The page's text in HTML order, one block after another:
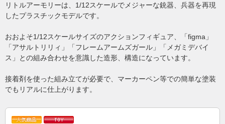
リトルアーモリーは、1/12スケールでメジャーな銃器、兵器を再現
したプラスチックモデルです。
おおよそ1/12スケールサイズのアクションフィギュア、「figma」
「アサルトリリィ」「フレームアームズガール」「メガミデバイ
ス」との組み合わせを意識した造形、構造になっています。
接着剤を使った組み立てが必要で、マーカーペン等での簡単な塗装
でもリアルに仕上がります。